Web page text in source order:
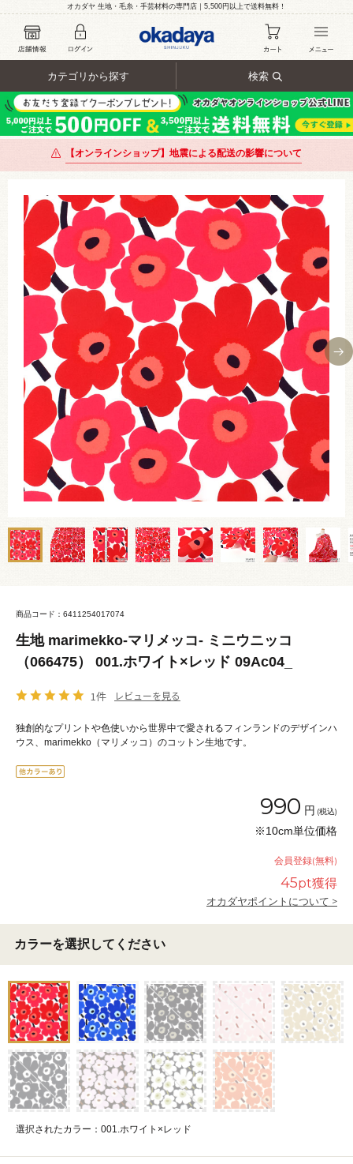
オカダヤ 生地・毛糸・手芸材料の専門店｜5,500円以上で送料無料！
カテゴリから探す 検索
【オンラインショップ】地震による配送の影響について
商品コード：6411254017074
生地 marimekko-マリメッコ- ミニウニッコ
（066475） 001.ホワイト×レッド 09Ac04_
1件 レビューを見る
独創的なプリントや色使いから世界中で愛されるフィンランドのデザインハ
ウス、marimekko（マリメッコ）のコットン生地です。
990 円 (税込)
※10cm単位価格
会員登録(無料)
45pt獲得
オカダヤポイントについて >
カラーを選択してください
選択されたカラー：001.ホワイト×レッド